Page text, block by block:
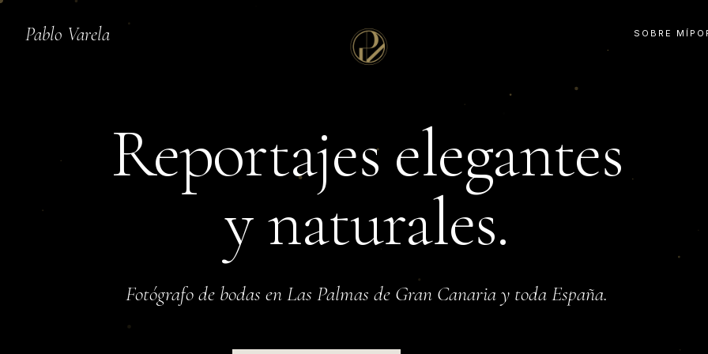
Pablo Varela SOBRE MÍ
Reportajes elegantes
y naturales.
Fotógrafo de bodas en Las Palmas de Gran Canaria y toda España.